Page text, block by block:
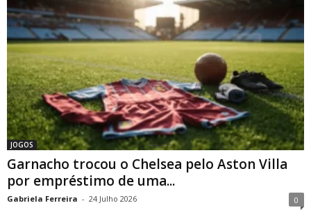
JOGOS
Garnacho trocou o Chelsea pelo Aston Villa
por empréstimo de uma...
Gabriela Ferreira - 24 Julho 2026 0